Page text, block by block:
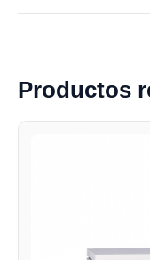
Productos